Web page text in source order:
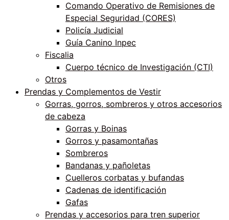
Comando Operativo de Remisiones de
Especial Seguridad (CORES)
Policía Judicial
Guía Canino Inpec
Fiscalia
Cuerpo técnico de Investigación (CTI)
Otros
Prendas y Complementos de Vestir
Gorras, gorros, sombreros y otros accesorios
de cabeza
Gorras y Boinas
Gorros y pasamontañas
Sombreros
Bandanas y pañoletas
Cuelleros corbatas y bufandas
Cadenas de identificación
Gafas
Prendas y accesorios para tren superior